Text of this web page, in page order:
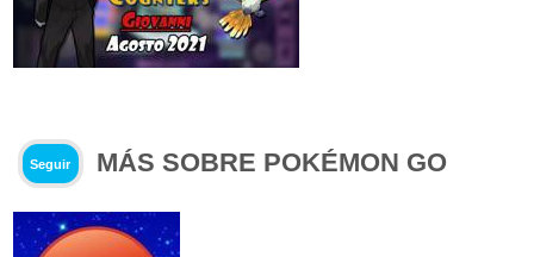
Seguir MÁS SOBRE POKÉMON GO